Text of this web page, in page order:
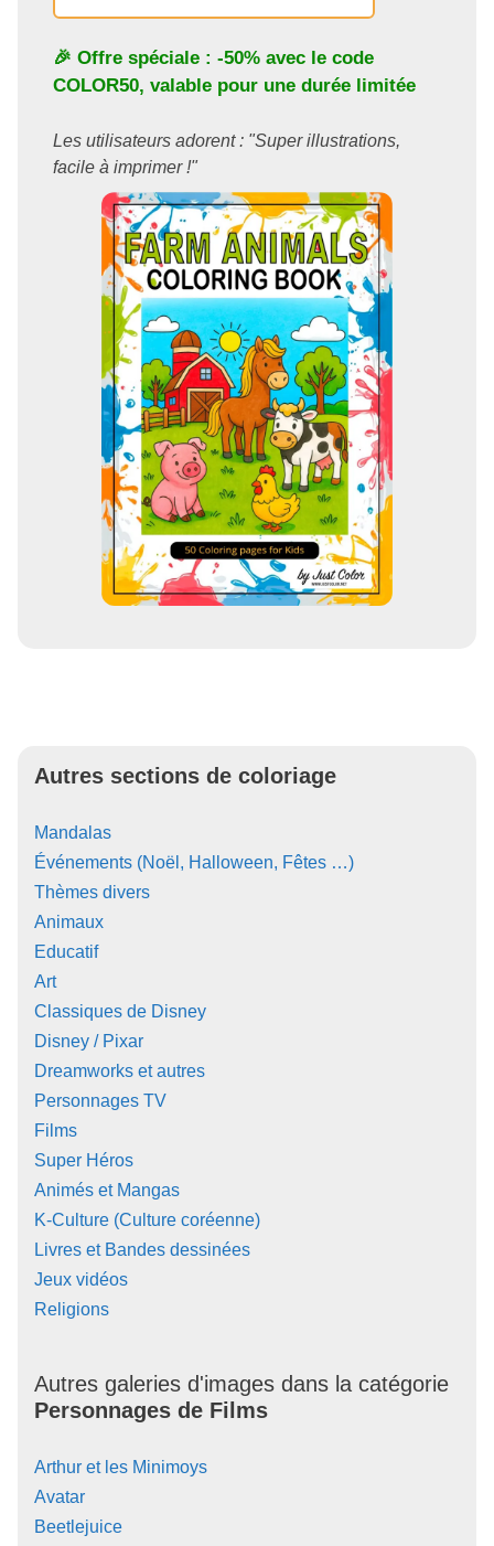
🎉 Offre spéciale : -50% avec le code
COLOR50, valable pour une durée limitée
Les utilisateurs adorent : "Super illustrations,
facile à imprimer !"
Autres sections de coloriage
Mandalas
Événements (Noël, Halloween, Fêtes …)
Thèmes divers
Animaux
Educatif
Art
Classiques de Disney
Disney / Pixar
Dreamworks et autres
Personnages TV
Films
Super Héros
Animés et Mangas
K-Culture (Culture coréenne)
Livres et Bandes dessinées
Jeux vidéos
Religions
Autres galeries d'images dans la catégorie
Personnages de Films
Arthur et les Minimoys
Avatar
Beetlejuice